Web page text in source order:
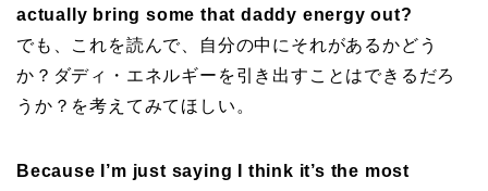
actually bring some that daddy energy out?
でも、これを読んで、自分の中にそれがあるかどう
か？ダディ・エネルギーを引き出すことはできるだろ
うか？を考えてみてほしい。
Because I’m just saying I think it’s the most